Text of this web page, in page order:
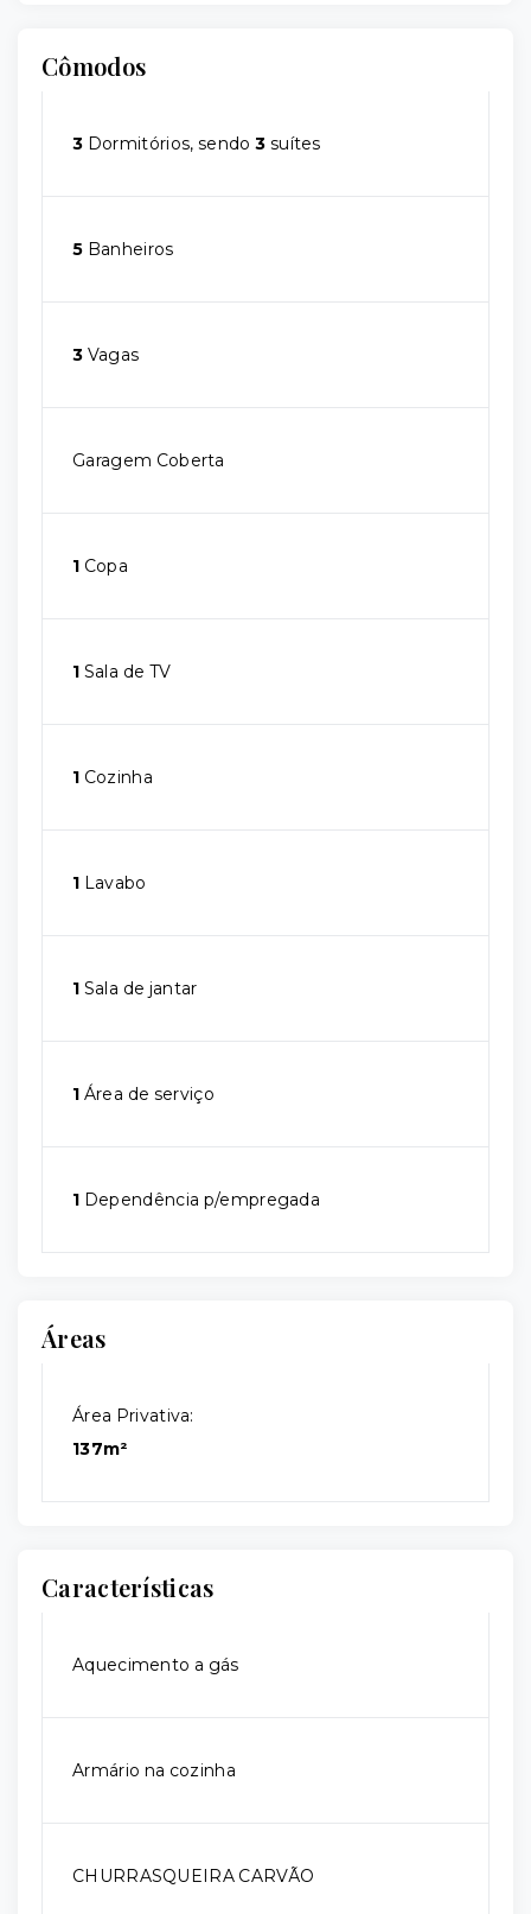
Cômodos
3 Dormitórios, sendo3 suítes
5 Banheiros
3 Vagas
Garagem Coberta
1 Copa
1 Sala de TV
1 Cozinha
1 Lavabo
1 Sala de jantar
1 Área de serviço
1 Dependência p/empregada
Áreas
Área Privativa:
137m²
Características
Aquecimento a gás
Armário na cozinha
CHURRASQUEIRA CARVÃO